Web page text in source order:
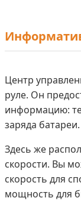
Центр
руле. Он
информацию:
заряда батареи.
Здесь же
скорости. Вы
скорость для
мощность для